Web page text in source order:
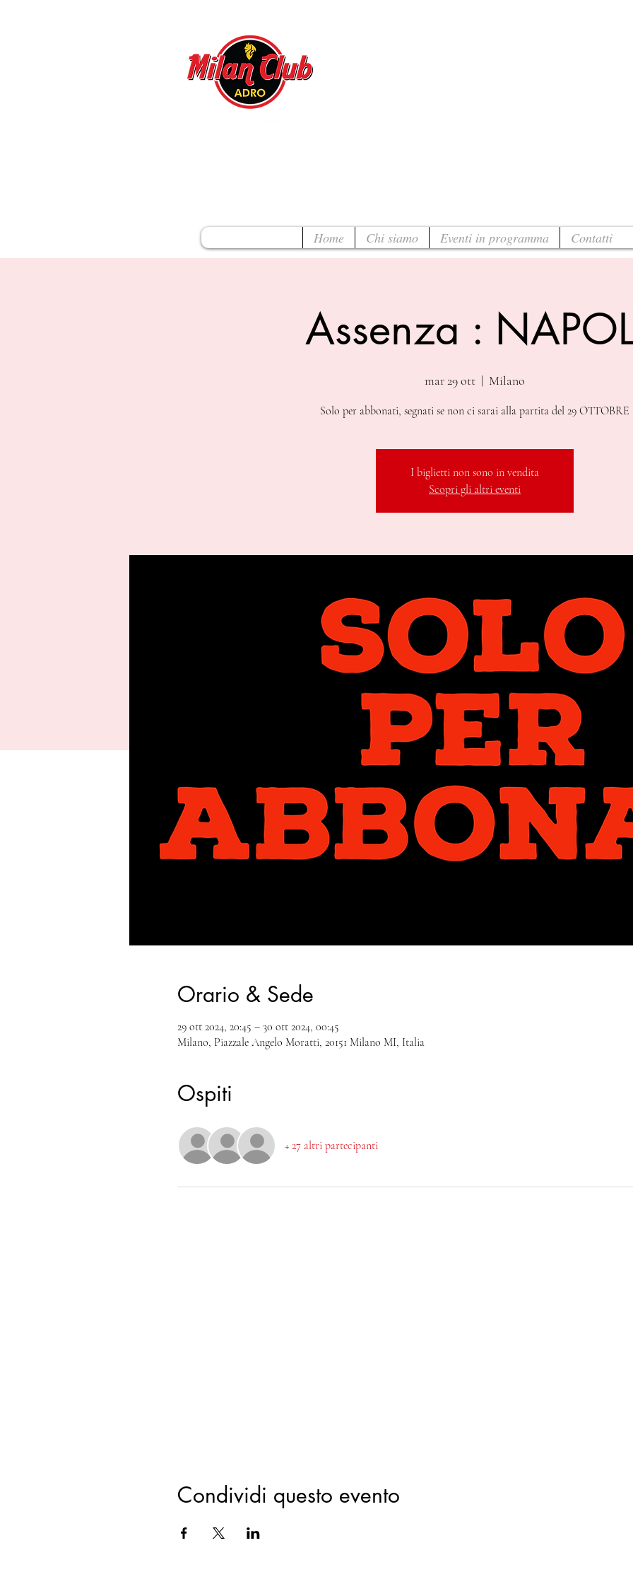
Home Chi siamo Eventi in programma Contatti
Assenza :
mar 29 ott
  |
Milano
Solo per abbonati, segnati se non ci sarai alla partita del 29 OTTOBRE
I biglietti non sono in vendita
Scopri gli altri eventi
Orario & Sede
29 ott 2024, 20:45 – 30 ott 2024, 00:45
Milano, Piazzale Angelo Moratti, 20151 Milano MI, Italia
Ospiti
+ 27 altri partecipanti
Condividi questo evento